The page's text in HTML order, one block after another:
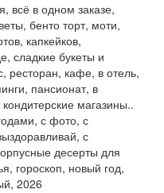
всё в одном заказе,
бенто торт, моти,
капкейков,
сладкие букеты и
кафе, в отель,
пансионат, в
магазины..
с фото, с
с
десерты для
гороскоп, новый год,
2026